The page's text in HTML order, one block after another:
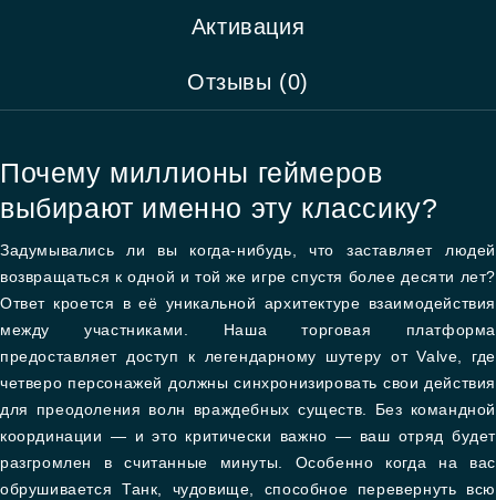
Активация
Отзывы (0)
Почему миллионы геймеров
выбирают именно эту классику?
Задумывались ли вы когда-нибудь, что заставляет людей
возвращаться к одной и той же игре спустя более десяти лет?
Ответ кроется в её уникальной архитектуре взаимодействия
между участниками. Наша торговая платформа
предоставляет доступ к легендарному шутеру от Valve, где
четверо персонажей должны синхронизировать свои действия
для преодоления волн враждебных существ. Без командной
координации — и это критически важно — ваш отряд будет
разгромлен в считанные минуты. Особенно когда на вас
обрушивается Танк, чудовище, способное перевернуть всю